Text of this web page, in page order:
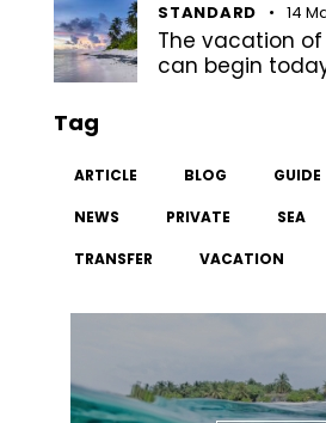
STANDARD 14
The vacation
can begin
Tag
ARTICLE BLOG GUIDE
NEWS PRIVATE SEA
TRANSFER VACATION